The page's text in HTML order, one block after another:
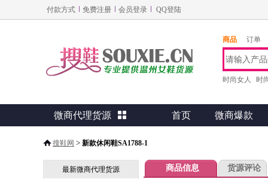
付款方式 免费注册 会员登录 QQ登陆
商品 订单
时尚女人 时
微商代理货源  首页 微商爆款
搜鞋网 > 新款休闲鞋SA1788-1
最新微商代理货源 商品信息 货源评论